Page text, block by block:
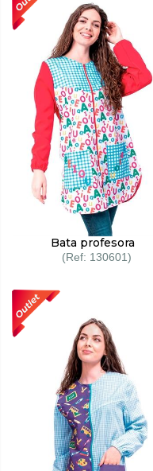
Bata profesora
130601